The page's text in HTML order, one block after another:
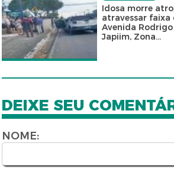
Idosa morre
atravessar faixa
Avenida
Japiim, Zona...
DEIXE SEU
NOME: